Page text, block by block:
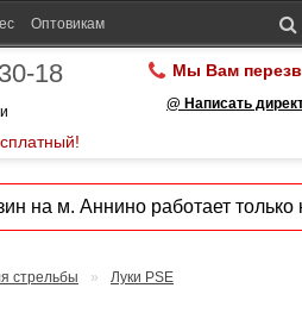
Оптовикам
18 Мы Вам
@ Написать
на м. Аннино работает
стрельбы » Луки PSE